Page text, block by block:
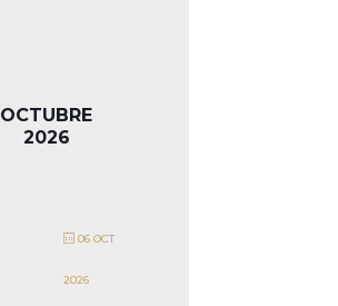
OCTUBRE
2026
06 OCT
2026